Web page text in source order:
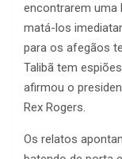
encontrarem uma
matá-los
para os afegãos
Talibã tem
afirmou o
Rex Rogers.
Os relatos